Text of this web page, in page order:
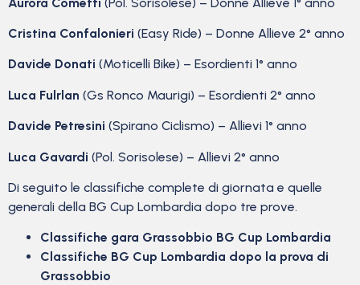
Cristina Confalonieri (Easy Ride) – Donne Allieve 2° anno
Davide Donati (Moticelli Bike) – Esordienti 1° anno
Luca Fulrlan (Gs Ronco Maurigi) – Esordienti 2° anno
Davide Petresini (Spirano Ciclismo) – Allievi 1° anno
Luca Gavardi (Pol. Sorisolese) – Allievi 2° anno
Di seguito le classifiche complete di giornata e quelle
generali della BG Cup Lombardia dopo tre prove.
Classifiche gara Grassobbio BG Cup Lombardia
Classifiche BG Cup Lombardia dopo la prova di
Grassobbio